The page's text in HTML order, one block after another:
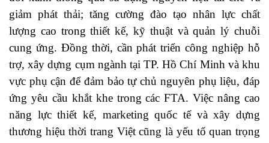
giảm phát thải; tăng cường đào tạo nhân lực chất
lượng cao trong thiết kế, kỹ thuật và quản lý chuỗi
cung ứng. Đồng thời, cần phát triển công nghiệp hỗ
trợ, xây dựng cụm ngành tại TP. Hồ Chí Minh và khu
vực phụ cận để đảm bảo tự chủ nguyên phụ liệu, đáp
ứng yêu cầu khắt khe trong các FTA. Việc nâng cao
năng lực thiết kế, marketing quốc tế và xây dựng
thương hiệu thời trang Việt cũng là yếu tố quan trọng